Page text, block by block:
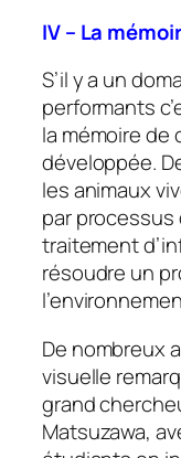
IV – La
S’il y a un
performants
la mémoire de
développée.
les animaux
par processus
traitement
résoudre un
De nombreux
visuelle
grand
Matsuzawa,